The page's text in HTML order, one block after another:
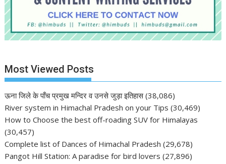
Most Viewed Posts
ऊना जिले के पाँच प्रमुख मन्दिर व उनसे जुड़ा इतिहास (38,086)
River system in Himachal Pradesh on your Tips (30,469)
How to Choose the best off-roading SUV for Himalayas
(30,457)
Complete list of Dances of Himachal Pradesh (29,678)
Pangot Hill Station: A paradise for bird lovers (27,896)